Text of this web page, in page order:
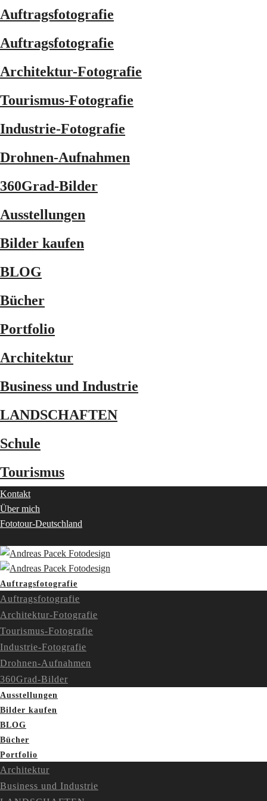
Auftragsfotografie
Auftragsfotografie
Architektur-Fotografie
Tourismus-Fotografie
Industrie-Fotografie
Drohnen-Aufnahmen
360Grad-Bilder
Ausstellungen
Bilder kaufen
BLOG
Bücher
Portfolio
Architektur
Business und Industrie
LANDSCHAFTEN
Schule
Tourismus
Kontakt
Über mich
Fototour-Deutschland
Auftragsfotografie
Auftragsfotografie
Architektur-Fotografie
Tourismus-Fotografie
Industrie-Fotografie
Drohnen-Aufnahmen
360Grad-Bilder
Ausstellungen
Bilder kaufen
BLOG
Bücher
Portfolio
Architektur
Business und Industrie